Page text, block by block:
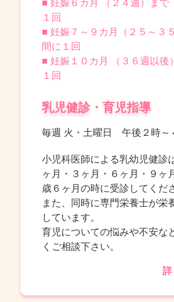
■ 妊娠６カ月 （２４週）まで
１回
■ 妊娠７～９カ月（２５～３
間に１回
■ 妊娠１０カ月 （３６週以
１回
乳児健診・育児指導
毎週 火・土曜日 午後２時～
小児科医師による乳幼児健診
ヶ月・３ヶ月・６ヶ月・９ヶ
歳６ヶ月の時に受診してくだ
また、同時に専門栄養士が栄
しています。
育児についての悩みや不安な
くご相談下さい。
詳